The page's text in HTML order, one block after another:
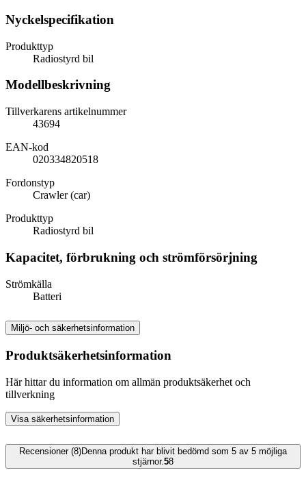
Nyckelspecifikation
Produkttyp
Radiostyrd bil
Modellbeskrivning
Tillverkarens artikelnummer
43694
EAN-kod
020334820518
Fordonstyp
Crawler (car)
Produkttyp
Radiostyrd bil
Kapacitet, förbrukning och strömförsörjning
Strömkälla
Batteri
Miljö- och säkerhetsinformation
Produktsäkerhetsinformation
Här hittar du information om allmän produktsäkerhet och
tillverkning
Visa säkerhetsinformation
Recensioner (8)Denna produkt har blivit bedömd som 5 av 5 möjliga
stjärnor.58